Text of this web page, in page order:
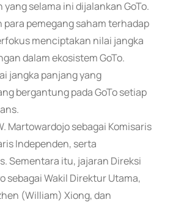
selama ini dijalankan GoTo.
para pemegang saham terhadap
menciptakan nilai jangka
dalam ekosistem GoTo.
jangka panjang yang
bergantung pada GoTo setiap
Martowardojo sebagai Komisaris
Independen, serta
Sementara itu, jajaran Direksi
sebagai Wakil Direktur Utama,
(William) Xiong, dan